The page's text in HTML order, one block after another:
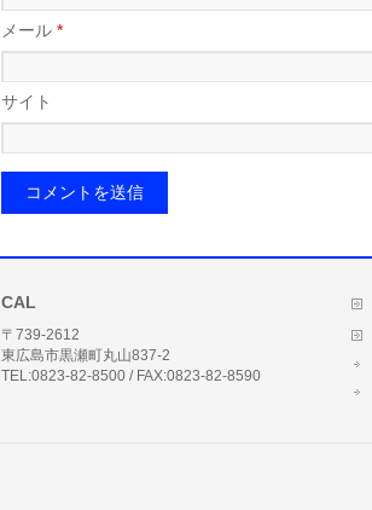
メール *
サイト
CAL
〒739-2612
東広島市黒瀬町丸山837-2
TEL:0823-82-8500 / FAX:0823-82-8590